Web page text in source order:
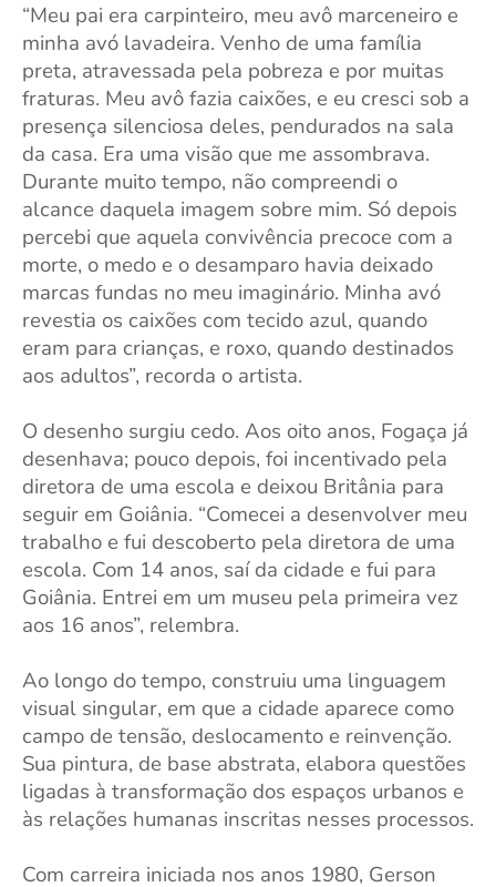
“Meu pai era carpinteiro, meu avô marceneiro e
minha avó lavadeira. Venho de uma família
preta, atravessada pela pobreza e por muitas
fraturas. Meu avô fazia caixões, e eu cresci sob a
presença silenciosa deles, pendurados na sala
da casa. Era uma visão que me assombrava.
Durante muito tempo, não compreendi o
alcance daquela imagem sobre mim. Só depois
percebi que aquela convivência precoce com a
morte, o medo e o desamparo havia deixado
marcas fundas no meu imaginário. Minha avó
revestia os caixões com tecido azul, quando
eram para crianças, e roxo, quando destinados
aos adultos”, recorda o artista.
O desenho surgiu cedo. Aos oito anos, Fogaça já
desenhava; pouco depois, foi incentivado pela
diretora de uma escola e deixou Britânia para
seguir em Goiânia. “Comecei a desenvolver meu
trabalho e fui descoberto pela diretora de uma
escola. Com 14 anos, saí da cidade e fui para
Goiânia. Entrei em um museu pela primeira vez
aos 16 anos”, relembra.
Ao longo do tempo, construiu uma linguagem
visual singular, em que a cidade aparece como
campo de tensão, deslocamento e reinvenção.
Sua pintura, de base abstrata, elabora questões
ligadas à transformação dos espaços urbanos e
às relações humanas inscritas nesses processos.
Com carreira iniciada nos anos 1980, Gerson